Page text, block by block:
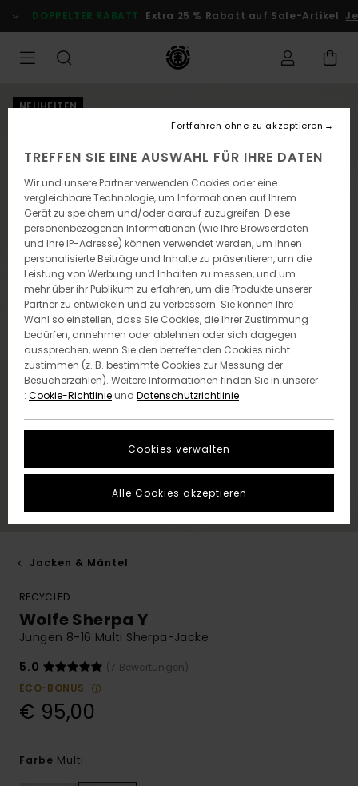
zur
Produktinformation
DOPPELTER RABATT Extra 25 % Rabatt auf Sale-Artikel
NEUHEITEN
Jacken & Mäntel
RECYCLED
Wolfe Sherpa Y
Jungen 8-16 Multi Sherpa-Jacke
5.0
(7 Bewertungen)
ECO-BONUS
€ 95,00
Farbe Multi
TREFFEN SIE EINE AUSWAHL FÜR IHRE DATEN
Wir und unsere Partner verwenden Cookies oder eine
vergleichbare Technologie, um Informationen auf Ihrem
Gerät zu speichern und/oder darauf zuzugreifen. Diese
personenbezogenen Informationen (wie Ihre Browserdaten
und Ihre IP-Adresse) können verwendet werden, um Ihnen
personalisierte Beiträge und Inhalte zu präsentieren, um die
Leistung von Werbung und Inhalten zu messen, und um
mehr über ihr Publikum zu erfahren, um die Produkte unserer
Partner zu entwickeln und zu verbessern. Sie können Ihre
Wahl so einstellen, dass Sie Cookies, die Ihrer Zustimmung
bedürfen, annehmen oder ablehnen oder sich dagegen
aussprechen, wenn Sie den betreffenden Cookies nicht
zustimmen (z. B. bestimmte Cookies zur Messung der
Besucherzahlen). Weitere Informationen finden Sie in unserer
: Cookie-Richtlinieund Datenschutzrichtlinie
Cookies verwalten
Fortfahren ohne zu akzeptieren
Alle Cookies akzeptieren